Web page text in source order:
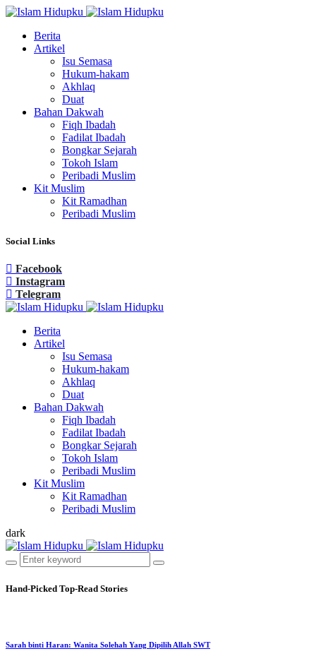
Berita
Artikel
Isu Semasa
Hukum-hakam
Akhlaq
Duat
Bahan Dakwah
Fiqh Ibadah
Fadilat Ibadah
Bongkar Sejarah
Tokoh Islam
Peribadi Muslim
Kit Muslim
Kit Ramadhan
Peribadi Muslim
Social Links
Facebook
Instagram
Telegram
Berita
Artikel
Isu Semasa
Hukum-hakam
Akhlaq
Duat
Bahan Dakwah
Fiqh Ibadah
Fadilat Ibadah
Bongkar Sejarah
Tokoh Islam
Peribadi Muslim
Kit Muslim
Kit Ramadhan
Peribadi Muslim
dark
Hand-Picked Top-Read Stories
Sarah binti Haran: Wanita Solehah Yang Dipilih Allah SWT